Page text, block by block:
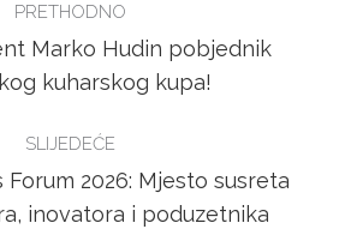
PRETHODNO
Previous
post:
Marko Hudin pobjednik
kuharskog kupa!
SLIJEDEĆE
Next
post:
Forum 2026: Mjesto susreta
inovatora i poduzetnika